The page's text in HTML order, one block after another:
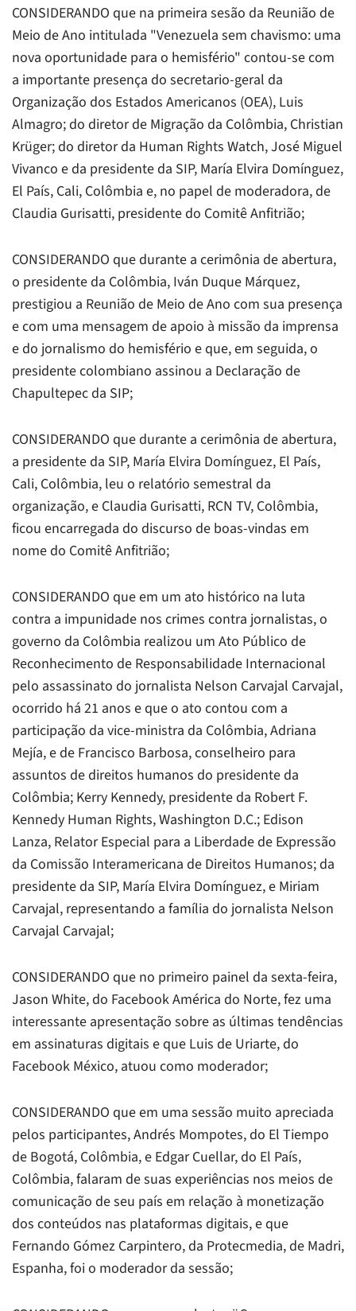
CONSIDERANDO que na primeira sesão da Reunião de
Meio de Ano intitulada "Venezuela sem chavismo: uma
nova oportunidade para o hemisfério" contou-se com
a importante presença do secretario-geral da
Organização dos Estados Americanos (OEA), Luis
Almagro; do diretor de Migração da Colômbia, Christian
Krüger; do diretor da Human Rights Watch, José Miguel
Vivanco e da presidente da SIP, María Elvira Domínguez,
El País, Cali, Colômbia e, no papel de moderadora, de
Claudia Gurisatti, presidente do Comitê Anfitrião;
CONSIDERANDO que durante a cerimônia de abertura,
o presidente da Colômbia, Iván Duque Márquez,
prestigiou a Reunião de Meio de Ano com sua presença
e com uma mensagem de apoio à missão da imprensa
e do jornalismo do hemisfério e que, em seguida, o
presidente colombiano assinou a Declaração de
Chapultepec da SIP;
CONSIDERANDO que durante a cerimônia de abertura,
a presidente da SIP, María Elvira Domínguez, El País,
Cali, Colômbia, leu o relatório semestral da
organização, e Claudia Gurisatti, RCN TV, Colômbia,
ficou encarregada do discurso de boas-vindas em
nome do Comitê Anfitrião;
CONSIDERANDO que em um ato histórico na luta
contra a impunidade nos crimes contra jornalistas, o
governo da Colômbia realizou um Ato Público de
Reconhecimento de Responsabilidade Internacional
pelo assassinato do jornalista Nelson Carvajal Carvajal,
ocorrido há 21 anos e que o ato contou com a
participação da vice-ministra da Colômbia, Adriana
Mejía, e de Francisco Barbosa, conselheiro para
assuntos de direitos humanos do presidente da
Colômbia; Kerry Kennedy, presidente da Robert F.
Kennedy Human Rights, Washington D.C.; Edison
Lanza, Relator Especial para a Liberdade de Expressão
da Comissão Interamericana de Direitos Humanos; da
presidente da SIP, María Elvira Domínguez, e Miriam
Carvajal, representando a família do jornalista Nelson
Carvajal Carvajal;
CONSIDERANDO que no primeiro painel da sexta-feira,
Jason White, do Facebook América do Norte, fez uma
interessante apresentação sobre as últimas tendências
em assinaturas digitais e que Luis de Uriarte, do
Facebook México, atuou como moderador;
CONSIDERANDO que em uma sessão muito apreciada
pelos participantes, Andrés Mompotes, do El Tiempo
de Bogotá, Colômbia, e Edgar Cuellar, do El País,
Colômbia, falaram de suas experiências nos meios de
comunicação de seu país em relação à monetização
dos conteúdos nas plataformas digitais, e que
Fernando Gómez Carpintero, da Protecmedia, de Madri,
Espanha, foi o moderador da sessão;